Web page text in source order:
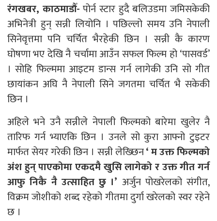
रंगखबर, काठमाडौँ- पोर्न स्टार हुदै बलिउडमा जमिसकेकी
अभिनेत्री हुन् सन्नी लियोनि । पछिल्लो समय उनि नेपाली
सिनेवृत्तमा पनि चर्चित भैरहेकी छिन । सन्नी कै कारण
घोषणा भए देखि नै चर्चामा आउँन सफल फिल्म हो ‘पासवर्ड’
। सोहि फिल्ममा आइटम डान्स गर्न लागेकी उनि सो गीत
छायांकन अघि नै नेपाली सिने जगतमा चर्चित भै सकेकी
छिन ।
अहिले भने उनै सन्नीले नेपाली फिल्मको बारेमा खुलेर नै
तारिफ गर्न भ्याएकि छिन । उनले सो कुरा आफ्नो टुइटर
मार्फत सेयर गरेकी छिन । सन्नी लेख्छिन‘ म उक्त फिल्मको
अंश हुन् पाएकोमा एकदमै खुसि लागेको र उक्त गीत गर्न
आफु निकै नै उत्साहित छु ।’ अर्जुन पोखरेलको संगीत,
विक्रम जोशीको शब्द रहेको गीतमा दुर्गा खरेलको स्वर रहेने
छ ।